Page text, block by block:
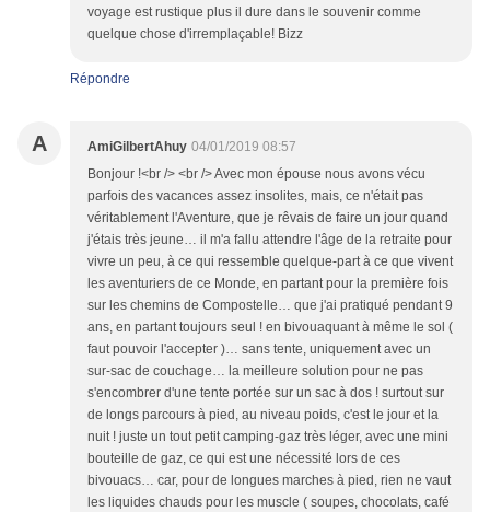
voyage est rustique plus il dure dans le souvenir comme
quelque chose d'irremplaçable! Bizz
Répondre
A AmiGilbertAhuy 04/01/2019 08:57
Bonjour !<br /> <br /> Avec mon épouse nous avons vécu
parfois des vacances assez insolites, mais, ce n'était pas
véritablement l'Aventure, que je rêvais de faire un jour quand
j'étais très jeune… il m'a fallu attendre l'âge de la retraite pour
vivre un peu, à ce qui ressemble quelque-part à ce que vivent
les aventuriers de ce Monde, en partant pour la première fois
sur les chemins de Compostelle… que j'ai pratiqué pendant 9
ans, en partant toujours seul ! en bivouaquant à même le sol (
faut pouvoir l'accepter )… sans tente, uniquement avec un
sur-sac de couchage… la meilleure solution pour ne pas
s'encombrer d'une tente portée sur un sac à dos ! surtout sur
de longs parcours à pied, au niveau poids, c'est le jour et la
nuit ! juste un tout petit camping-gaz très léger, avec une mini
bouteille de gaz, ce qui est une nécessité lors de ces
bivouacs… car, pour de longues marches à pied, rien ne vaut
les liquides chauds pour les muscle ( soupes, chocolats, café